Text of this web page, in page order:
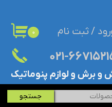
۶۶۷۱۵۲۱۵​​​​​​​
جستجو
۰
و برش و لوازم پنوماتیک
/ ثبت نام